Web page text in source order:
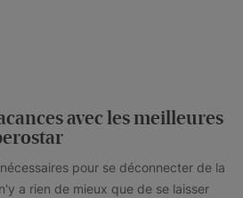
avec les meilleures
pour se déconnecter de la
a rien de mieux que de se laisser